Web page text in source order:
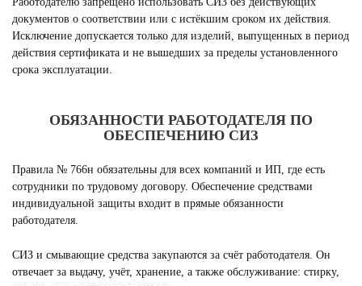
документов о соответствии или с истёкшим сроком их действия.
Исключение допускается только для изделий, выпущенных в период
действия сертификата и не вышедших за пределы установленного
срока эксплуатации.
ОБЯЗАННОСТИ РАБОТОДАТЕЛЯ ПО
ОБЕСПЕЧЕНИЮ СИЗ
Правила № 766н обязательны для всех компаний и ИП, где есть
сотрудники по трудовому договору. Обеспечение средствами
индивидуальной защиты входит в прямые обязанности
работодателя.
СИЗ и смывающие средства закупаются за счёт работодателя. Он
отвечает за выдачу, учёт, хранение, а также обслуживание: стирку,